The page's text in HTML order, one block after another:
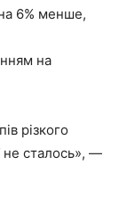
6% менше,
на
різкого
не сталось», —